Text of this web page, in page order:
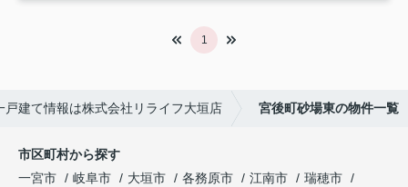
1
建て情報は株式会社リライフ大垣店 宮後町砂場東の物件一覧
市区町村から探す
一宮市
岐阜市 大垣市 各務原市 江南市
瑞穂市